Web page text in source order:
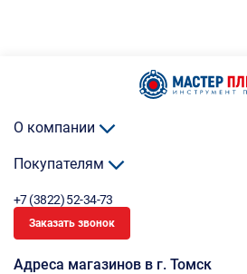
О компании
Покупателям
+7 (3822) 52-34-73
Заказать звонок
Адреса магазинов в г. Томск